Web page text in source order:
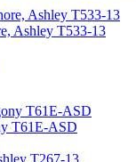
Ashley T533-13
T61E-ASD